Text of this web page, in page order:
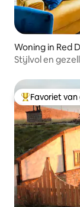
Woning in Red
Stijlvol en
Topfavoriet
Favoriet